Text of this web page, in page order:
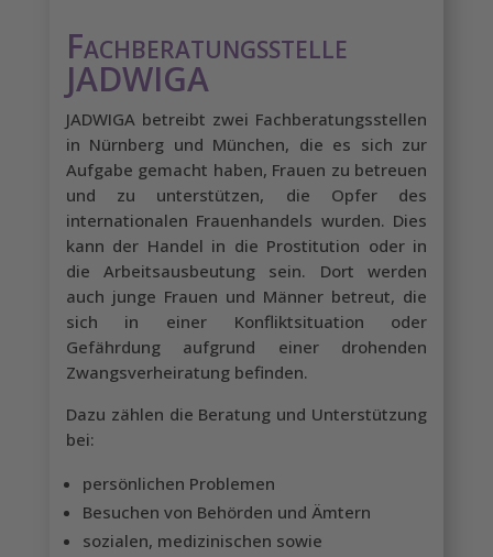
Fachberatungsstelle
JADWIGA
JADWIGA betreibt zwei Fachberatungsstellen
in Nürnberg und München, die es sich zur
Aufgabe gemacht haben, Frauen zu betreuen
und zu unterstützen, die Opfer des
internationalen Frauenhandels wurden. Dies
kann der Handel in die Prostitution oder in
die Arbeitsausbeutung sein. Dort werden
auch junge Frauen und Männer betreut, die
sich in einer Konfliktsituation oder
Gefährdung aufgrund einer drohenden
Zwangsverheiratung befinden.
Dazu zählen die Beratung und Unterstützung
bei:
persönlichen Problemen
Besuchen von Behörden und Ämtern
sozialen, medizinischen sowie